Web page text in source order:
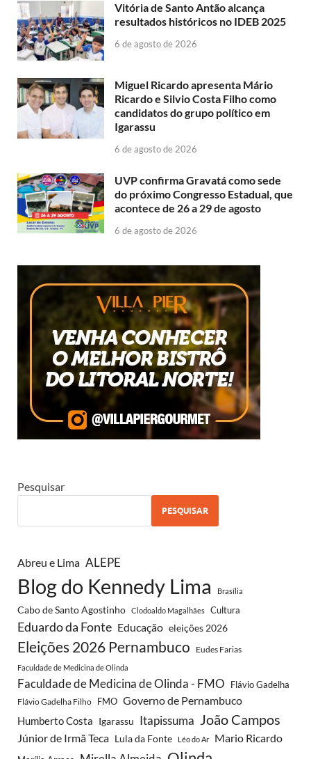
Vitória de Santo Antão alcança
resultados históricos no IDEB 2025
6 de agosto de 2026
Miguel Ricardo apresenta Mário
Ricardo e Silvio Costa Filho como
candidatos do grupo político em
Igarassu
6 de agosto de 2026
UVP confirma Gravatá como sede
do próximo Congresso Estadual, que
acontece de 26 a 29 de agosto
6 de agosto de 2026
Pesquisar
PESQUISAR
Abreu e Lima ALEPE
Blog do Kennedy Lima Brasília
Cabo de Santo Agostinho Clodoaldo Magalhães Cultura
Eduardo da Fonte Educação eleições 2026
Eleições 2026 Pernambuco Eudes Farias
Faculdade de Medicina de Olinda
Faculdade de Medicina de Olinda - FMO Flávio Gadelha
Flávio Gadelha Filho FMO Governo de Pernambuco
Humberto Costa Igarassu Itapissuma João Campos
Júnior de Irmã Teca Lula da Fonte Léo do Ar Mario Ricardo